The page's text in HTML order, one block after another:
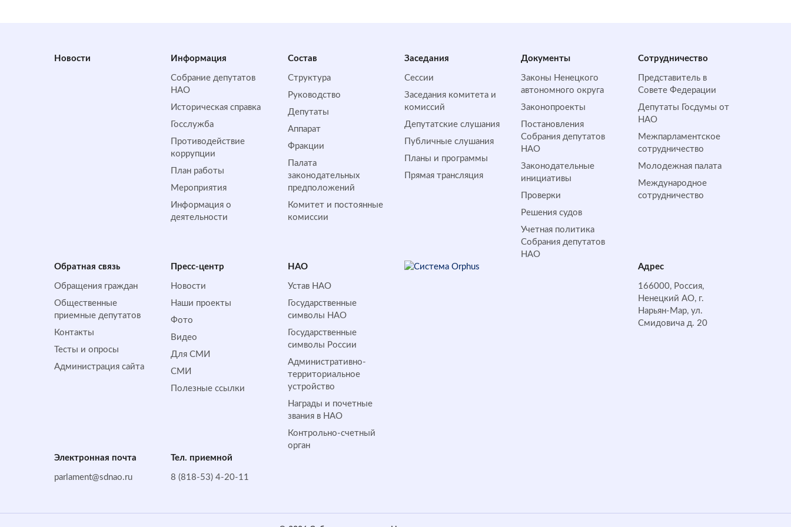
Новости Информация
Собрание депутатов
НАО
Историческая справка
Госслужба
Противодействие
коррупции
План работы
Мероприятия
Информация о
деятельности
Состав
Структура
Руководство
Депутаты
Аппарат
Фракции
Палата
законодательных
предположений
Комитет и постоянные
комиссии
Заседания
Сессии
Заседания комитета и
комиссий
Депутатские слушания
Публичные слушания
Планы и программы
Прямая трансляция
Документы
Законы Ненецкого
автономного округа
Законопроекты
Постановления
Собрания депутатов
НАО
Законодательные
инициативы
Проверки
Решения судов
Учетная политика
Собрания депутатов
НАО
Сотрудничество
Представитель в
Совете Федерации
Депутаты Госдумы от
НАО
Межпарламентское
сотрудничество
Молодежная палата
Международное
сотрудничество
Обратная cвязь
Обращения граждан
Общественные
приемные депутатов
Контакты
Тесты и опросы
Администрация сайта
Пресс-центр
Новости
Наши проекты
Фото
Видео
Для СМИ
СМИ
Полезные ссылки
НАО
Устав НАО
Государственные
символы НАО
Государственные
символы России
Административно-
территориальное
устройство
Награды и почетные
звания в НАО
Контрольно-счетный
орган
Адрес
166000, Россия,
Ненецкий АО, г.
Нарьян-Мар, ул.
Смидовича д. 20
Электронная почта
parlament@sdnao.ru
Тел. приемной
8 (818-53) 4-20-11